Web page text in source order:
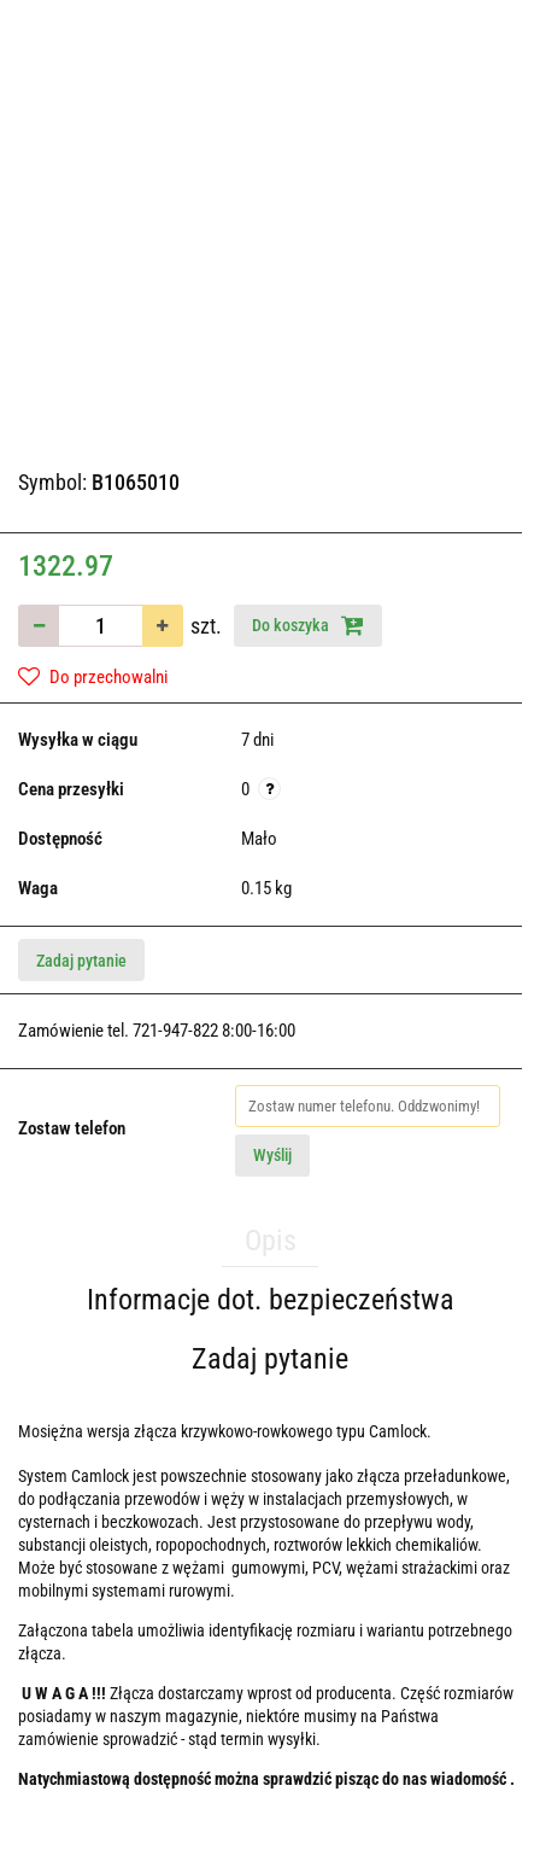
Symbol: B1065010
1322.97
szt. Do koszyka
Do przechowalni
Wysyłka w ciągu 7 dni
Cena przesyłki 0
Dostępność Mało
Waga 0.15 kg
Zadaj pytanie
Zamówienie tel. 721-947-822 8:00-16:00
Zostaw telefon
Wyślij
Informacje dot. bezpieczeństwa
Zadaj pytanie
Mosiężna wersja złącza krzywkowo-rowkowego typu Camlock.
System Camlock jest powszechnie stosowany jako złącza przeładunkowe,
do podłączania przewodów i węży w instalacjach przemysłowych, w
cysternach i beczkowozach. Jest przystosowane do przepływu wody,
substancji oleistych, ropopochodnych, roztworów lekkich chemikaliów.
Może być stosowane z wężami gumowymi, PCV, wężami strażackimi oraz
mobilnymi systemami rurowymi.
Załączona tabela umożliwia identyfikację rozmiaru i wariantu potrzebnego
złącza.
U W A G A !!! Złącza dostarczamy wprost od producenta. Część rozmiarów
posiadamy w naszym magazynie, niektóre musimy na Państwa
zamówienie sprowadzić - stąd termin wysyłki.
Natychmiastową dostępność można sprawdzić pisząc do nas wiadomość .